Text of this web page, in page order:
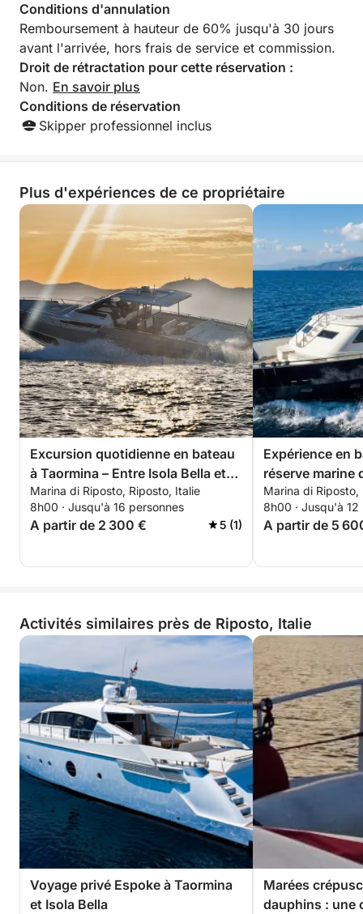
Conditions d'annulation
Remboursement à hauteur de 60% jusqu'à 30 jours
avant l'arrivée, hors frais de service et commission.
Droit de rétractation pour cette réservation :
Non. En savoir plus
Conditions de réservation
Skipper professionnel inclus
Plus d'expériences de ce propriétaire
Excursion quotidienne en bateau
à Taormina – Entre Isola Bella et
Sant'Alessio
Marina di Riposto, Riposto, Italie
8h00 · Jusqu'à 16 personnes
A partir de 2 300 € 5 (1)
Expérience en
réserve marine
Marina di Riposto,
8h00 · Jusqu'à 12
A partir de 5
Activités similaires près de Riposto, Italie
Voyage privé Espoke à Taormina
et Isola Bella
Marées
dauphins : une